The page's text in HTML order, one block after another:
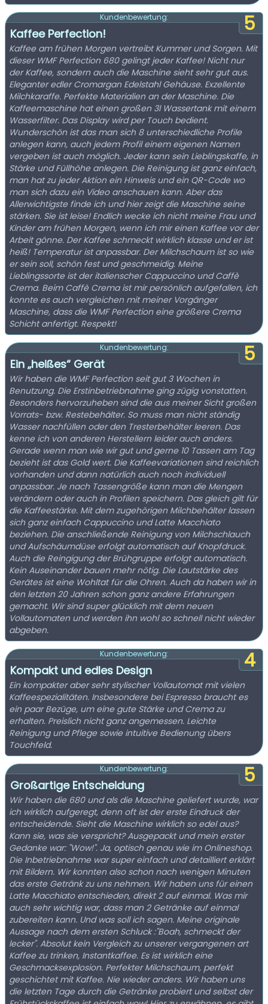
5
Kundenbewertung:
Kaffee Perfection!
Kaffee am frühen Morgen vertreibt Kummer und Sorgen. Mit
dieser WMF Perfection 680 gelingt jeder Kaffee! Nicht nur
der Kaffee, sondern auch die Maschine sieht sehr gut aus.
Eleganter edler Cromargan Edelstahl Gehäuse. Exzellente
Milchkaraffe. Perfekte Materialien an der Maschine. Die
Kaffeemaschine hat einen großen 3l Wassertank mit einem
Wasserfilter. Das Display wird per Touch bedient.
Wunderschön ist das man sich 8 unterschiedliche Profile
anlegen kann, auch jedem Profil einem eigenen Namen
vergeben ist auch möglich. Jeder kann sein Lieblingskaffe, in
Stärke und Füllhöhe anlegen. Die Reinigung ist ganz einfach,
man hat zu jeder Aktion ein Hinweis und ein QR-Code wo
man sich dazu ein Video anschauen kann. Aber das
Allerwichtigste finde ich und hier zeigt die Maschine seine
stärken. Sie ist leise! Endlich wecke ich nicht meine Frau und
Kinder am frühen Morgen, wenn ich mir einen Kaffee vor der
Arbeit gönne. Der Kaffee schmeckt wirklich klasse und er ist
heiß! Temperatur ist anpassbar. Der Milchschaum ist so wie
er sein soll, schön fest und geschmeidig. Meine
Lieblingssorte ist der italienscher Cappuccino und Caffè
Crema. Beim Caffè Crema ist mir persönlich aufgefallen, ich
konnte es auch vergleichen mit meiner Vorgänger
Maschine, dass die WMF Perfection eine größere Crema
Schicht anfertigt. Respekt!
5
Kundenbewertung:
Ein „heißes“ Gerät
Wir haben die WMF Perfection seit gut 3 Wochen in
Benutzung. Die Erstinbetriebnahme ging zügig vonstatten.
Besonders hervorzuheben sind die aus meiner Sicht großen
Vorrats- bzw. Restebehälter. So muss man nicht ständig
Wasser nachfüllen oder den Tresterbehälter leeren. Das
kenne ich von anderen Herstellern leider auch anders.
Gerade wenn man wie wir gut und gerne 10 Tassen am Tag
bezieht ist das Gold wert. Die Kaffeevariationen sind reichlich
vorhanden und dann natürlich auch noch individuell
anpassbar. Je nach Tassengröße kann man die Mengen
verändern oder auch in Profilen speichern. Das gleich gilt für
die Kaffeestärke. Mit dem zugehörigen Milchbehälter lassen
sich ganz einfach Cappuccino und Latte Macchiato
beziehen. Die anschließende Reinigung von Milchschlauch
und Aufschäumdüse erfolgt automatisch auf Knopfdruck.
Auch die Reingigung der Brühgruppe erfolgt automatisch.
Kein Auseinander bauen mehr nötig. Die Lautstärke des
Gerätes ist eine Wohltat für die Ohren. Auch da haben wir in
den letzten 20 Jahren schon ganz andere Erfahrungen
gemacht. Wir sind super glücklich mit dem neuen
Vollautomaten und werden ihn wohl so schnell nicht wieder
abgeben.
4
Kundenbewertung:
Kompakt und edles Design
Ein kompakter aber sehr stylischer Vollautomat mit vielen
Kaffeespezialitäten. Insbesondere bei Espresso braucht es
ein paar Bezüge, um eine gute Stärke und Crema zu
erhalten. Preislich nicht ganz angemessen. Leichte
Reinigung und Pflege sowie intuitive Bedienung übers
Touchfeld.
5
Kundenbewertung:
Großartige Entscheidung
Wir haben die 680 und als die Maschine geliefert wurde, war
ich wirklich aufgeregt, denn oft ist der erste Eindruck der
entscheidende. Sieht die Maschine wirklich so edel aus?
Kann sie, was sie verspricht? Ausgepackt und mein erster
Gedanke war: "Wow!". Ja, optisch genau wie im Onlineshop.
Die Inbetriebnahme war super einfach und detailliert erklärt
mit Bildern. Wir konnten also schon nach wenigen Minuten
das erste Getränk zu uns nehmen. Wir haben uns für einen
Latte Macchiato entschieden, direkt 2 auf einmal. Was mir
auch sehr wichtig war, dass man 2 Getränke auf einmal
zubereiten kann. Und was soll ich sagen. Meine originale
Aussage nach dem ersten Schluck :"Boah, schmeckt der
lecker". Absolut kein Vergleich zu unserer vergangenen art
Kaffee zu trinken, Instantkaffee. Es ist wirklich eine
Geschmacksexplosion. Perfekter Milchschaum, perfekt
geschichtet mit Kaffee. Nie wieder anders. Wir haben uns
die letzten Tage durch die Getränke probiert und selbst der